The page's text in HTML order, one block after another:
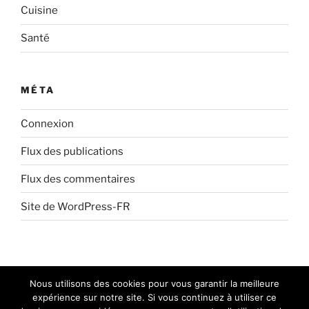
Cuisine
Santé
MÉTA
Connexion
Flux des publications
Flux des commentaires
Site de WordPress-FR
Fièrement propulsé par WordPress
Nous utilisons des cookies pour vous garantir la meilleure
expérience sur notre site. Si vous continuez à utiliser ce